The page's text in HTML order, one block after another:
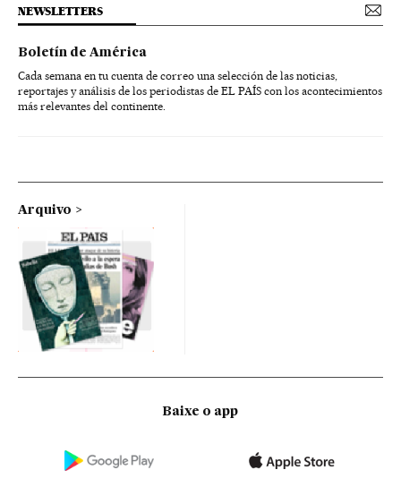
NEWSLETTERS
Boletín de América
Cada semana en tu cuenta de correo una selección de las noticias,
reportajes y análisis de los periodistas de EL PAÍS con los acontecimientos
más relevantes del continente.
Arquivo
Baixe o app